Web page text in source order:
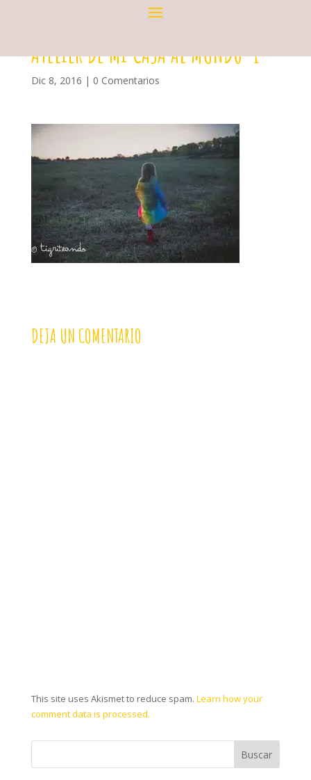
ATELIER DE MI CASA AL MUNDO-1
Dic 8, 2016 | 0 Comentarios
DEJA UN COMENTARIO
This site uses Akismet to reduce spam. Learn how your
comment data is processed.